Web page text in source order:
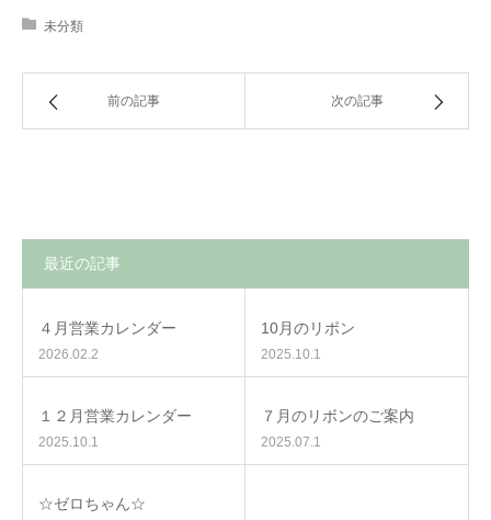
未分類
前の記事 次の記事
最近の記事
４月営業カレンダー
2026.02.2
10月のリボン
2025.10.1
１２月営業カレンダー
2025.10.1
７月のリボンのご案内
2025.07.1
☆ゼロちゃん☆